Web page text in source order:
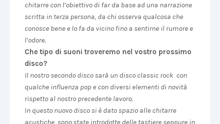
chitarre con l’obiettivo di far da base ad una narrazione
scritta in terza persona, da chi osserva qualcosa che
conosce bene e lo fa da vicino fino a sentirne il rumore e
l’odore.
Che tipo di suoni troveremo nel vostro prossimo
disco?
Il nostro secondo disco sarà un disco classic rock con
qualche influenza pop e con diversi elementi di novità
rispetto al nostro precedente lavoro.
In questo nuovo disco si è dato spazio alle chitarre
acustiche, sono state introdotte delle tastiere seppure in